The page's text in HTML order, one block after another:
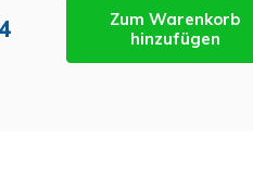
Zum Warenkorb
hinzufügen